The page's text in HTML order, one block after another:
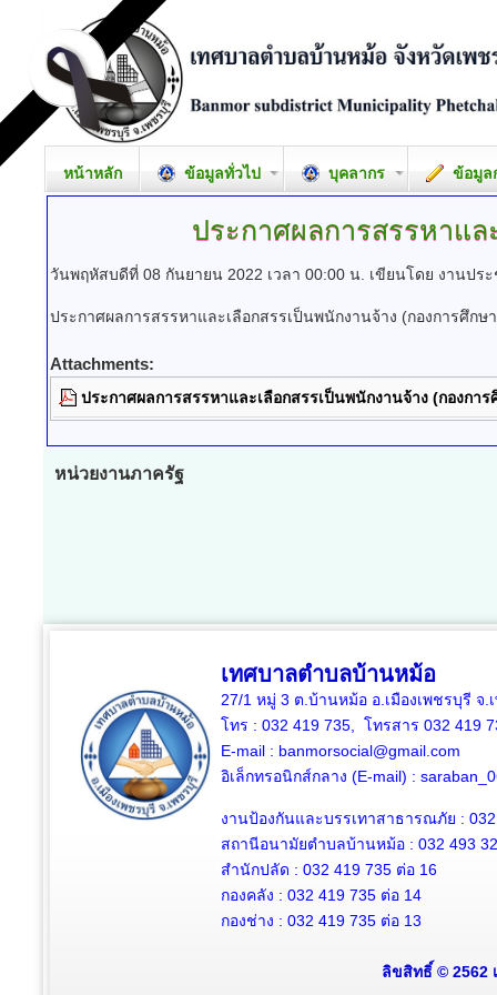
หน้าหลัก ข้อมูลทั่วไป บุคลากร ข้อมูล
ประกาศผลการสรรหาแล
วันพฤหัสบดีที่ 08 กันยายน 2022 เวลา 00:00 น. เขียนโดย งานปร
ประกาศผลการสรรหาและเลือกสรรเป็นพนักงานจ้าง (กองการศึกษ
Attachments:
ประกาศผลการสรรหาและเลือกสรรเป็นพนักงานจ้าง (กองกา
หน่วยงานภาครัฐ
เทศบาลตำบลบ้านหม้อ
27/1 หมู่ 3 ต.บ้านหม้อ อ.เมืองเพชรบุรี จ.
โทร : 032 419 735, โทรสาร 032 419
E-mail : banmorsocial@gmail.com
อิเล็กทรอนิกส์กลาง (E-mail) :
งานป้องกันและบรรเทาสาธารณภัย :
สถานีอนามัยตำบลบ้านหม้อ : 032 493
สำนักปลัด : 032 419 735 ต่อ 16
กองคลัง : 032 419 735 ต่อ 14
กองช่าง : 032 419 735 ต่อ 13
ลิขสิทธิ์ © 2562